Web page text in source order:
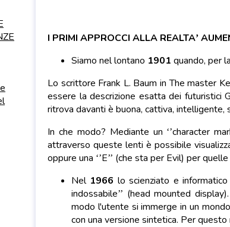
I PRIMI APPROCCI ALLA REALTA’
Siamo nel lontano 1901 quando, per
Lo scrittore Frank L. Baum in The master
essere la descrizione esatta dei futuristici
ritrova davanti è buona, cattiva,
In che modo? Mediante un ‘’character
attraverso queste lenti è possibile
oppure una ‘’E’’ (che sta per Evil) per
Nel 1966 lo scienziato e
indossabile’’ (head mounted
modo l'utente si immerge in un
con una versione sintetica. Per